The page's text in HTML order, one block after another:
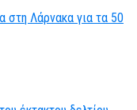
στη Λάρνακα για τα 50